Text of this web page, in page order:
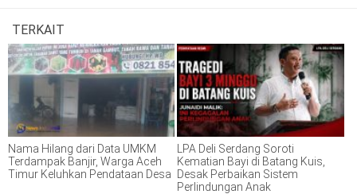
TERKAIT
Nama Hilang dari Data UMKM
Terdampak Banjir, Warga Aceh
Timur Keluhkan Pendataan Desa
LPA Deli Serdang Soroti
Kematian Bayi di Batang Kuis,
Desak Perbaikan Sistem
Perlindungan Anak